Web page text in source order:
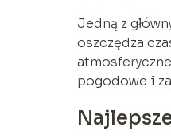
Jedną z
oszczędza
pogodowe i